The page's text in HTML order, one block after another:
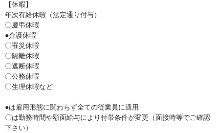
【休暇】
年次有給休暇（法定通り付与）
〇慶弔休暇
●介護休暇
〇罹災休暇
〇隔離休暇
〇遮断休暇
〇公務休暇
〇生理休暇など
●は雇用形態に関わらず全ての従業員に適用
〇は勤務時間や額面給与により付帯条件が変更（面接時等でご確認
下さい）